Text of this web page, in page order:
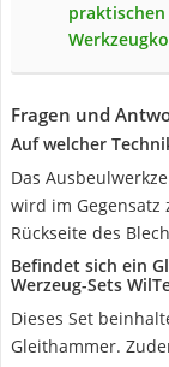
praktischen
Fragen und
Auf welcher
Das
wird im
Rückseite des
Befindet sich ein
Werzeug-Sets
Dieses Set
Gleithammer.